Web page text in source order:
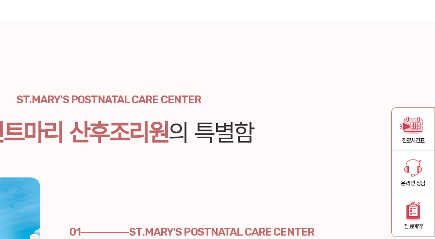
ST.MARY'S POSTNATAL CARE CENTER
마리 산후조리원의 특별함
01 ST.MARY'S POSTNATAL CARE CENTER
진료시간표
온라인 상담
진료예약